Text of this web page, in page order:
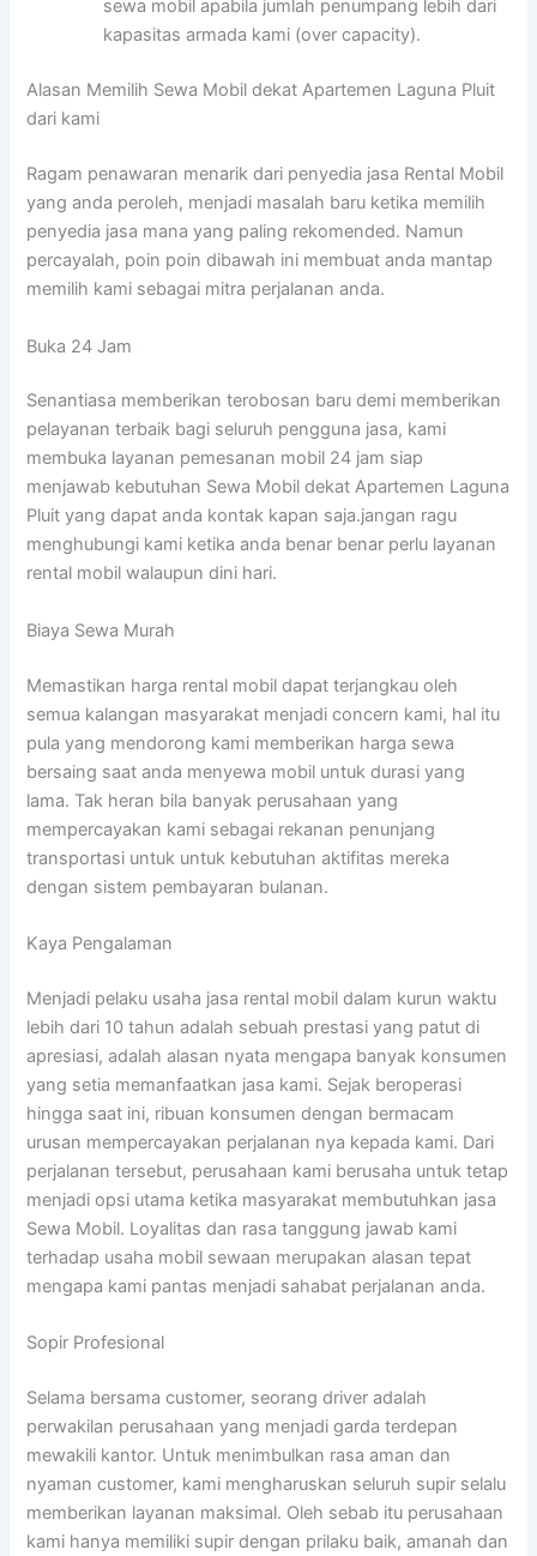
sewa mobil apabila jumlah penumpang lebih dari
kapasitas armada kami (over capacity).
Alasan Memilih Sewa Mobil dekat Apartemen Laguna Pluit
dari kami
Ragam penawaran menarik dari penyedia jasa Rental Mobil
yang anda peroleh, menjadi masalah baru ketika memilih
penyedia jasa mana yang paling rekomended. Namun
percayalah, poin poin dibawah ini membuat anda mantap
memilih kami sebagai mitra perjalanan anda.
Buka 24 Jam
Senantiasa memberikan terobosan baru demi memberikan
pelayanan terbaik bagi seluruh pengguna jasa, kami
membuka layanan pemesanan mobil 24 jam siap
menjawab kebutuhan Sewa Mobil dekat Apartemen Laguna
Pluit yang dapat anda kontak kapan saja.jangan ragu
menghubungi kami ketika anda benar benar perlu layanan
rental mobil walaupun dini hari.
Biaya Sewa Murah
Memastikan harga rental mobil dapat terjangkau oleh
semua kalangan masyarakat menjadi concern kami, hal itu
pula yang mendorong kami memberikan harga sewa
bersaing saat anda menyewa mobil untuk durasi yang
lama. Tak heran bila banyak perusahaan yang
mempercayakan kami sebagai rekanan penunjang
transportasi untuk untuk kebutuhan aktifitas mereka
dengan sistem pembayaran bulanan.
Kaya Pengalaman
Menjadi pelaku usaha jasa rental mobil dalam kurun waktu
lebih dari 10 tahun adalah sebuah prestasi yang patut di
apresiasi, adalah alasan nyata mengapa banyak konsumen
yang setia memanfaatkan jasa kami. Sejak beroperasi
hingga saat ini, ribuan konsumen dengan bermacam
urusan mempercayakan perjalanan nya kepada kami. Dari
perjalanan tersebut, perusahaan kami berusaha untuk tetap
menjadi opsi utama ketika masyarakat membutuhkan jasa
Sewa Mobil. Loyalitas dan rasa tanggung jawab kami
terhadap usaha mobil sewaan merupakan alasan tepat
mengapa kami pantas menjadi sahabat perjalanan anda.
Sopir Profesional
Selama bersama customer, seorang driver adalah
perwakilan perusahaan yang menjadi garda terdepan
mewakili kantor. Untuk menimbulkan rasa aman dan
nyaman customer, kami mengharuskan seluruh supir selalu
memberikan layanan maksimal. Oleh sebab itu perusahaan
kami hanya memiliki supir dengan prilaku baik, amanah dan